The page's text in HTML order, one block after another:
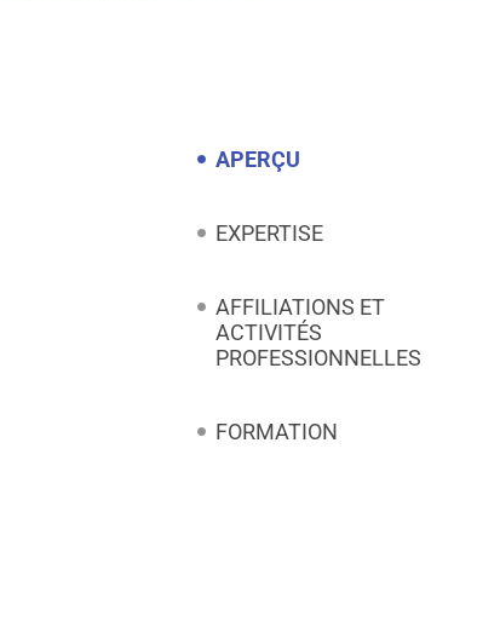
APERÇU
EXPERTISE
AFFILIATIONS ET
ACTIVITÉS
PROFESSIONNELLES
FORMATION